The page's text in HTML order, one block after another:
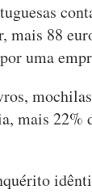
mais 88
uma
mais 22%